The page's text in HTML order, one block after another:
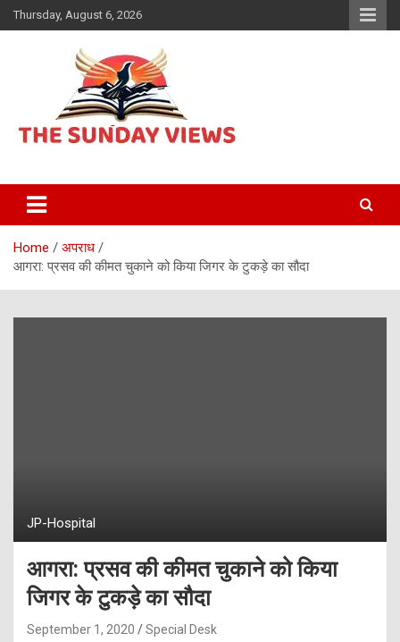
Skip
to
Thursday, August 6, 2026
The Sunday views
Home
अपराध
आगरा: प्रसव की कीमत चुकाने को किया जिगर के टुकड़े का सौदा
JP-Hospital
आगरा: प्रसव की कीमत चुकाने को किया
जिगर के टुकड़े का सौदा
September 1, 2020 Special Desk